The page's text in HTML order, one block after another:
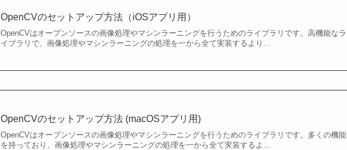
OpenCVのセットアップ方法（iOSアプリ用）
OpenCVはオープンソースの画像処理やマシンラーニングを行うためのライブラリです。高機能なラ
イブラリで、画像処理やマシンラーニングの処理を一から全て実装するより…
OpenCVのセットアップ方法 (macOSアプリ用)
OpenCVはオープンソースの画像処理やマシンラーニングを行うためのライブラリです。多くの機能
を持っており、画像処理やマシンラーニングの処理を一から全て実装するよ…